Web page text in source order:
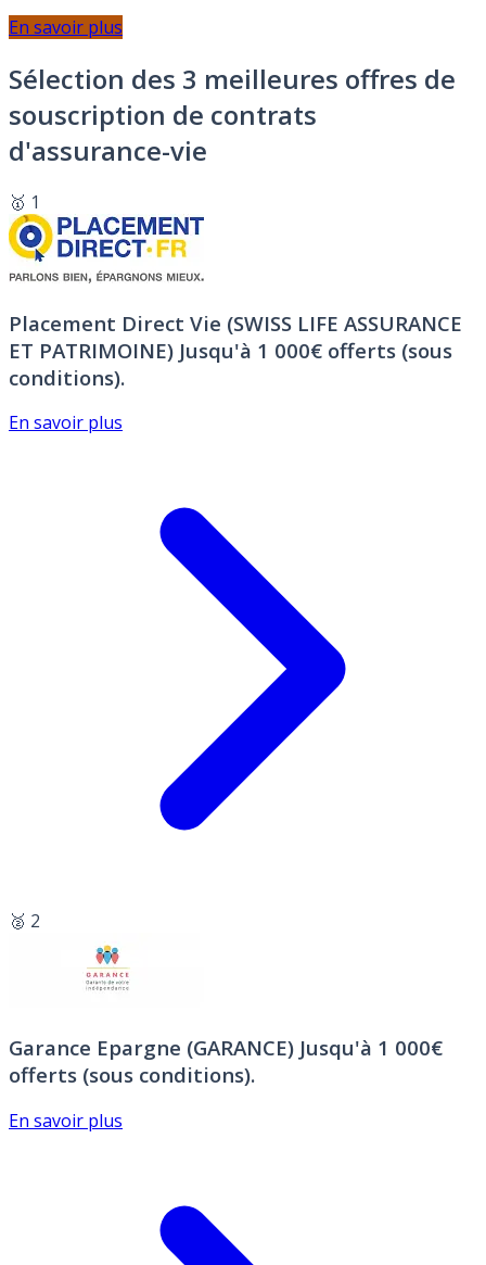
En savoir plus
Sélection des 3 meilleures offres de
souscription de contrats
d'assurance-vie
🥇 1
Placement Direct Vie (SWISS LIFE ASSURANCE
ET PATRIMOINE) Jusqu'à 1 000€ offerts (sous
conditions).
En savoir plus
🥈 2
Garance Epargne (GARANCE) Jusqu'à 1 000€
offerts (sous conditions).
En savoir plus